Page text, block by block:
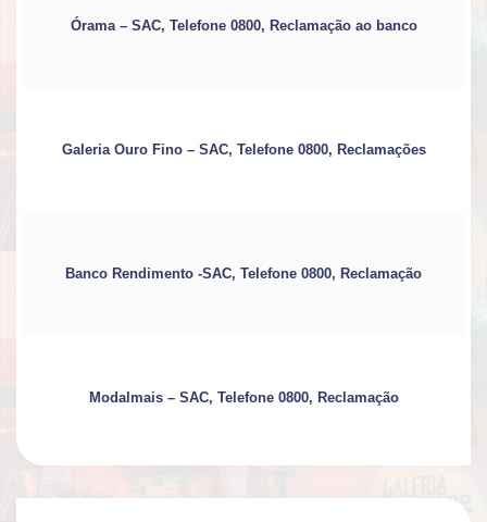
Órama – SAC, Telefone 0800, Reclamação ao banco
Galeria Ouro Fino – SAC, Telefone 0800, Reclamações
Banco Rendimento -SAC, Telefone 0800, Reclamação
Modalmais – SAC, Telefone 0800, Reclamação